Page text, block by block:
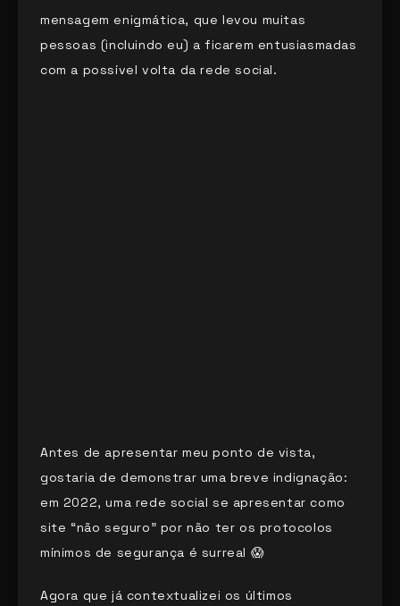
mensagem enigmática, que levou muitas
pessoas (incluindo eu) a ficarem entusiasmadas
com a possível volta da rede social.
Antes de apresentar meu ponto de vista,
gostaria de demonstrar uma breve indignação:
em 2022, uma rede social se apresentar como
site “não seguro” por não ter os protocolos
mínimos de segurança é surreal 😱
Agora que já contextualizei os últimos